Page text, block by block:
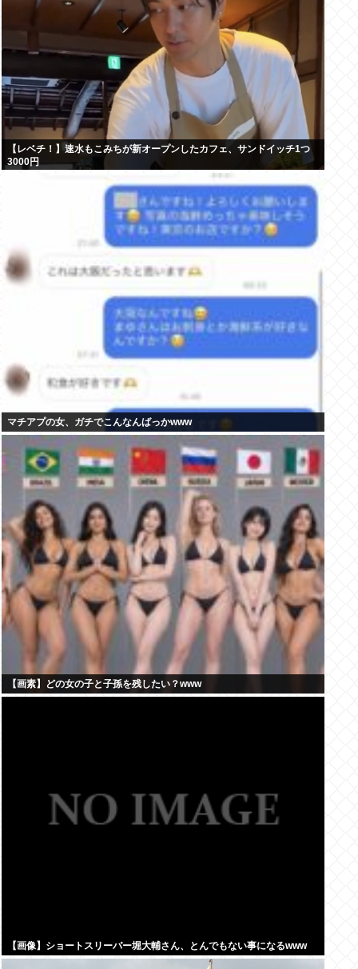
【レベチ！】速水もこみちが新オープンしたカフェ、サンドイッチ1つ
3000円
マチアプの女、ガチでこんなんばっかwww
【画素】どの女の子と子孫を残したい？www
【画像】ショートスリーバー堀大輔さん、とんでもない事になるwww